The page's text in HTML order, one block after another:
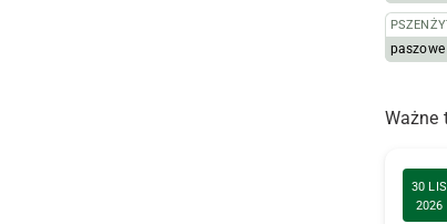
paszowe
Ważne
30 LIS
2026